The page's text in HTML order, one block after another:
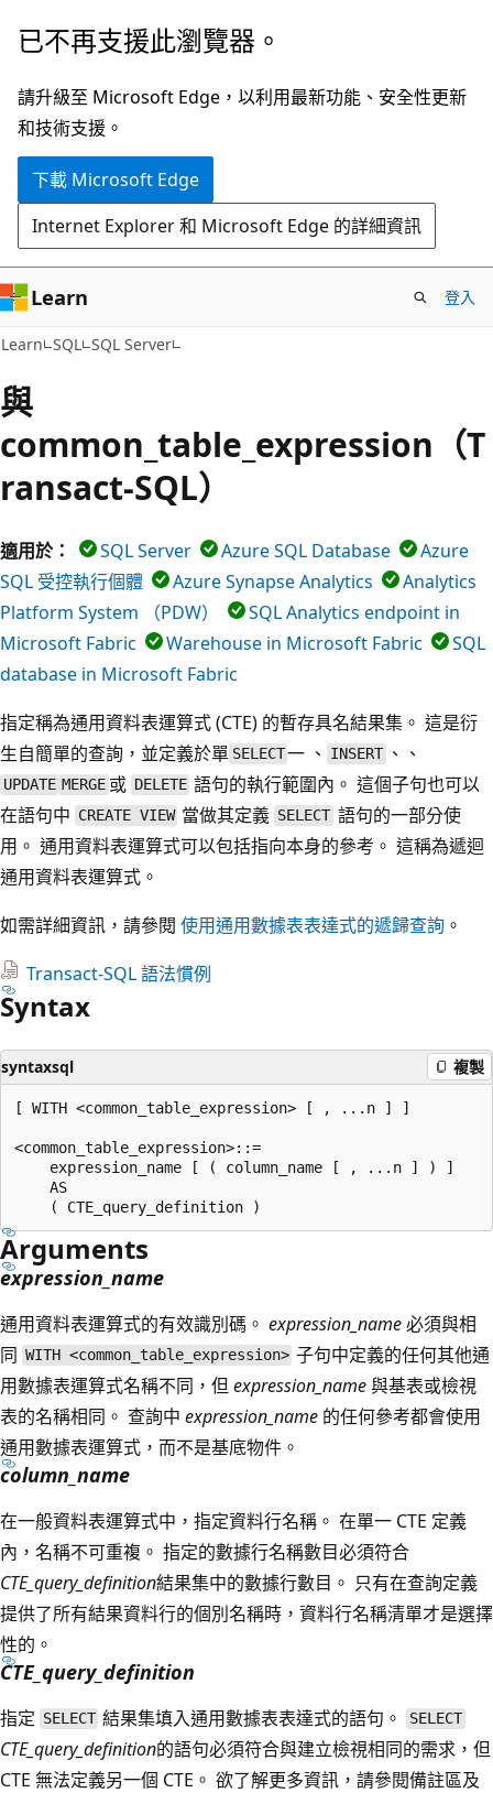
跳
主
要
內
已不再支援此瀏覽器。
請升級至 Microsoft Edge，以利用最新功能、安全性更新
和技術支援。
下載 Microsoft Edge
Internet Explorer 和 Microsoft Edge 的詳細資訊
Learn 登入
Learn SQL SQL Server
與
common_table_expression（T
ransact-SQL）
適用於： SQL Server Azure SQL Database
Azure
SQL 受控執行個體
Azure Synapse Analytics
Analytics
Platform System （PDW）
SQL Analytics endpoint in
Microsoft Fabric
Warehouse in Microsoft Fabric
SQL
database in Microsoft Fabric
指定稱為通用資料表運算式 (CTE) 的暫存具名結果集。 這是衍
生自簡單的查詢，並定義於單 SELECT一 、 INSERT 、、
UPDATE MERGE或 DELETE 語句的執行範圍內。 這個子句也可以
在語句中 CREATE VIEW 當做其定義 SELECT 語句的一部分使
用。 通用資料表運算式可以包括指向本身的參考。 這稱為遞迴
通用資料表運算式。
如需詳細資訊，請參閱 使用通用數據表表達式的遞歸查詢 。
Transact-SQL 語法慣例
Syntax
syntaxsql 複製
[ WITH <common_table_expression> [ , ...n ] ]
<common_table_expression>::=
    expression_name [ ( column_name [ , ...n ] ) ]
    AS
Arguments
expression_name
通用資料表運算式的有效識別碼。 expression_name必須與相
同 WITH <common_table_expression> 子句中定義的任何其他通
用數據表運算式名稱不同，但 expression_name與基表或檢視
表的名稱相同。 查詢中 expression_name 的任何參考都會使用
通用數據表運算式，而不是基底物件。
column_name
在一般資料表運算式中，指定資料行名稱。 在單一 CTE 定義
內，名稱不可重複。 指定的數據行名稱數目必須符合
CTE_query_definition結果集中的數據行數目。 只有在查詢定義
提供了所有結果資料行的個別名稱時，資料行名稱清單才是選擇
性的。
CTE_query_definition
指定 SELECT 結果集填入通用數據表表達式的語句。 SELECT
CTE_query_definition的語句必須符合與建立檢視相同的需求，但
CTE 無法定義另一個 CTE。 欲了解更多資訊，請參閱備註區及